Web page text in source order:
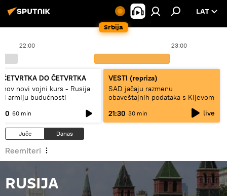
Srbija
LAT
22:00 23:00
ČETVRTKA DO ČETVRTKA
novi vojni kurs - Rusija
armiju budućnosti
60 min
VESTI (repriza)
SAD jačaju razmenu
obaveštajnih podataka s Kijevom
21:30 30 min live
Juče Danas
Reemiteri
RUSIJA